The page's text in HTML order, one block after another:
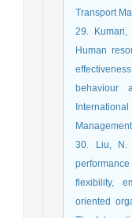
Transport
29.
Human
behaviour
30. Liu, N.
flexibility,
oriented